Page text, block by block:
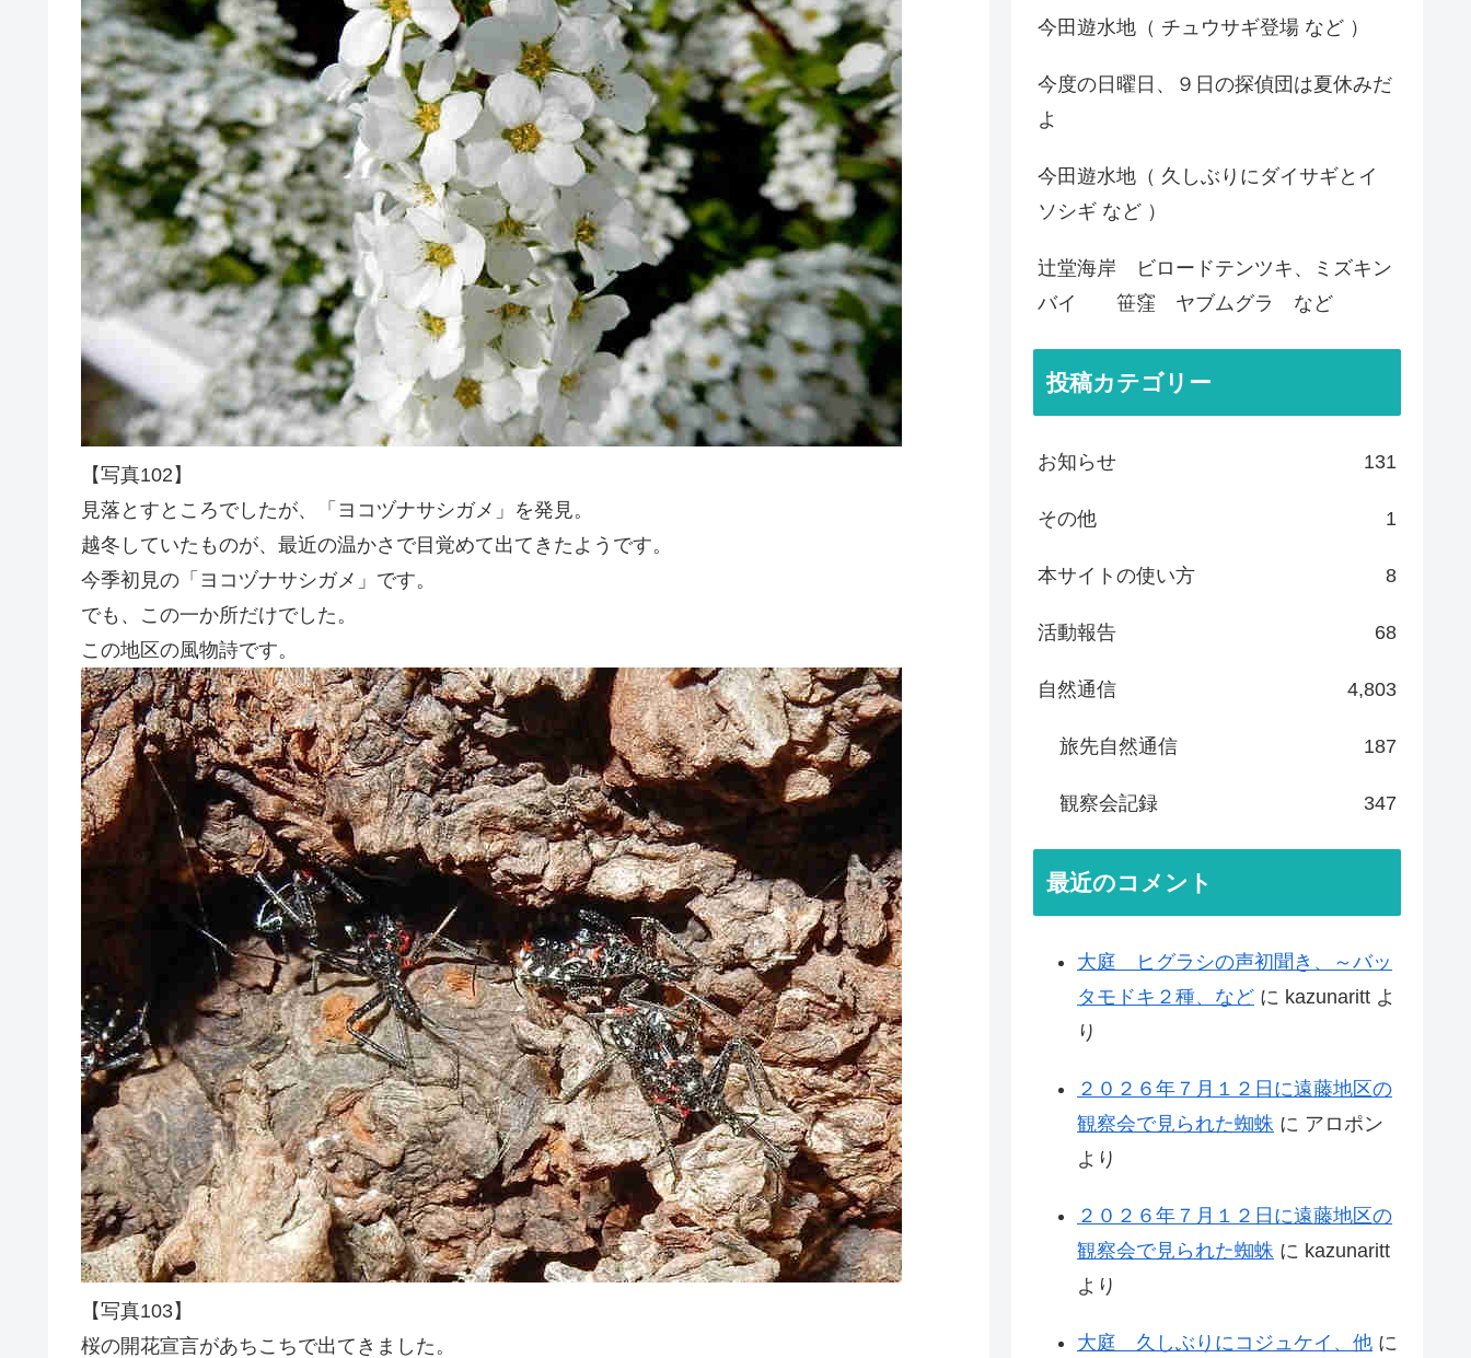
【写真102】
見落とすところでしたが、「ヨコヅナサシガメ」を発見。
越冬していたものが、最近の温かさで目覚めて出てきたようです。
今季初見の「ヨコヅナサシガメ」です。
でも、この一か所だけでした。
この地区の風物詩です。
【写真103】
桜の開花宣言があちこちで出てきました。
今田遊水地（ チュウサギ登場 など ）
今度の日曜日、９日の探偵団は夏休みだ
よ
今田遊水地（ 久しぶりにダイサギとイ
ソシギ など ）
辻堂海岸 ビロードテンツキ、ミズキン
バイ 笹窪 ヤブムグラ など
投稿カテゴリー
お知らせ 131
その他 1
本サイトの使い方 8
活動報告 68
自然通信 4,803
旅先自然通信 187
観察会記録 347
最近のコメント
大庭 ヒグラシの声初聞き、～バッ
タモドキ２種、など に kazunaritt よ
り
２０２６年７月１２日に遠藤地区の
観察会で見られた蜘蛛 に アロポン
より
２０２６年７月１２日に遠藤地区の
観察会で見られた蜘蛛 に kazunaritt
より
大庭 久しぶりにコジュケイ、他 に